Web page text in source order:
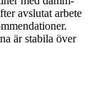
avslutat arbete
är stabila över